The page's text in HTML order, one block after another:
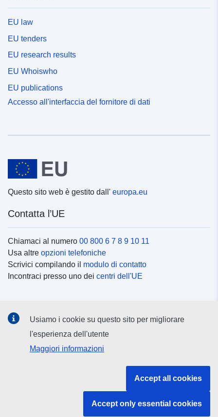
EU law
EU tenders
EU research results
EU Whoiswho
EU publications
Accesso all'interfaccia del fornitore di dati
Questo sito web è gestito dall' europa.eu
Contatta l’UE
Chiamaci al numero 00 800 6 7 8 9 10 11
Usa altre opzioni telefoniche
Scrivici compilando il modulo di contatto
Incontraci presso uno dei centri dell'UE
Cerca icanali social
Usiamo i cookie su questo sito per migliorare
l'esperienza dell'utente
Maggiori informazioni
Accept all cookies
Accept only essential cookies